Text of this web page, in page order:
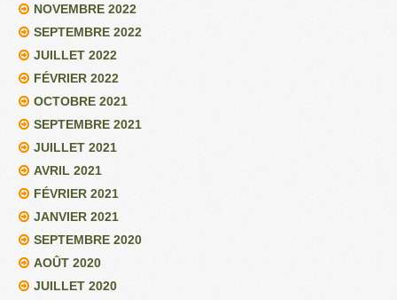
NOVEMBRE 2022
SEPTEMBRE 2022
JUILLET 2022
FÉVRIER 2022
OCTOBRE 2021
SEPTEMBRE 2021
JUILLET 2021
AVRIL 2021
FÉVRIER 2021
JANVIER 2021
SEPTEMBRE 2020
AOÛT 2020
JUILLET 2020